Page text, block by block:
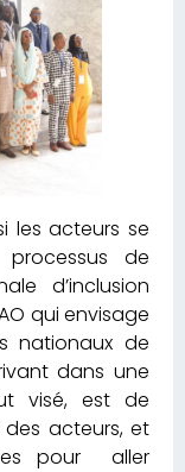
les acteurs se
de
d’inclusion
qui envisage
nationaux de
dans une
visé, est de
acteurs, et
pour aller